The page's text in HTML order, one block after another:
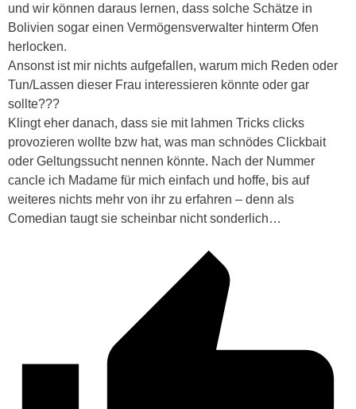
und wir können daraus lernen, dass solche Schätze in
Bolivien sogar einen Vermögensverwalter hinterm Ofen
herlocken.
Ansonst ist mir nichts aufgefallen, warum mich Reden oder
Tun/Lassen dieser Frau interessieren könnte oder gar
sollte???
Klingt eher danach, dass sie mit lahmen Tricks clicks
provozieren wollte bzw hat, was man schnödes Clickbait
oder Geltungssucht nennen könnte. Nach der Nummer
cancle ich Madame für mich einfach und hoffe, bis auf
weiteres nichts mehr von ihr zu erfahren – denn als
Comedian taugt sie scheinbar nicht sonderlich…